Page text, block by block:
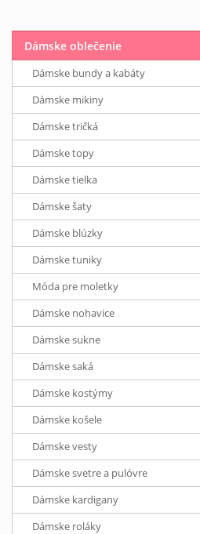
Dámske oblečenie
Dámske bundy a kabáty
Dámske mikiny
Dámske tričká
Dámske topy
Dámske tielka
Dámske šaty
Dámske blúzky
Dámske tuniky
Móda pre moletky
Dámske nohavice
Dámske sukne
Dámske saká
Dámske kostýmy
Dámske košele
Dámske vesty
Dámske svetre a pulóvre
Dámske kardigany
Dámske roláky